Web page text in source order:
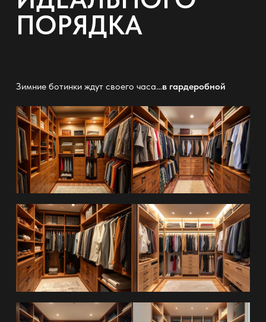
ПОРЯДКА
Зимние ботинки ждут своего часа…в гардеробной